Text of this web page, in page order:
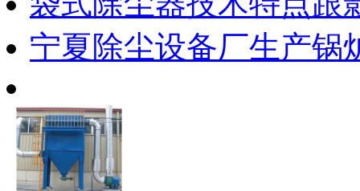
宁夏除尘设备厂生产锅